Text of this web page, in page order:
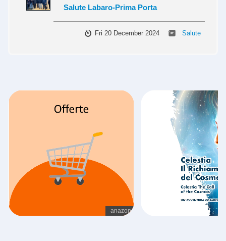
Salute Labaro-Prima Porta
Fri 20 December 2024 Salute